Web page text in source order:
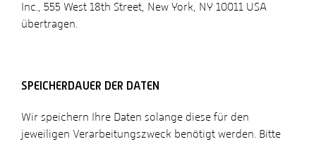
Inc., 555 West 18th Street, New York, NY 10011 USA
übertragen.
SPEICHERDAUER DER DATEN
Wir speichern Ihre Daten solange diese für den
jeweiligen Verarbeitungszweck benötigt werden. Bitte